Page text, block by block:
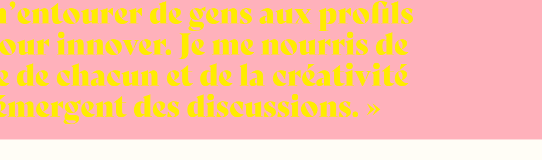
de gens aux profils
innover. Je me nourris de
de chacun et de la créativité
des discussions.